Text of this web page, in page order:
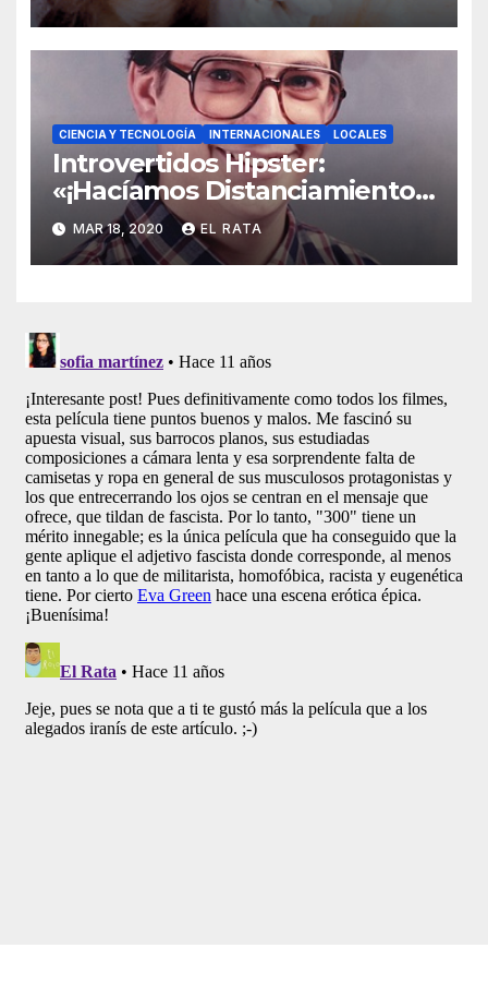
CIENCIA Y TECNOLOGÍA INTERNACIONALES LOCALES
Introvertidos Hipster:
«¡Hacíamos Distanciamiento
Social Antes De Que El
Coronavirus Lo Hiciera Cool!»
MAR 18, 2020 EL RATA